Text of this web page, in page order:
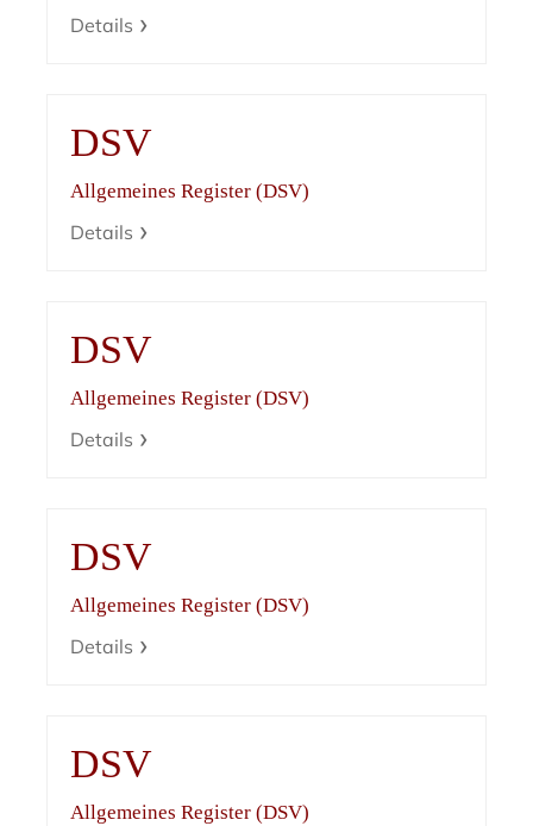
Details
DSV
Allgemeines Register (DSV)
Details
DSV
Allgemeines Register (DSV)
Details
DSV
Allgemeines Register (DSV)
Details
DSV
Allgemeines Register (DSV)